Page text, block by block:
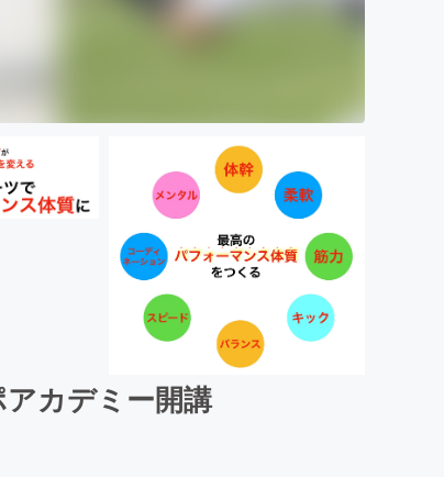
カデミー開講